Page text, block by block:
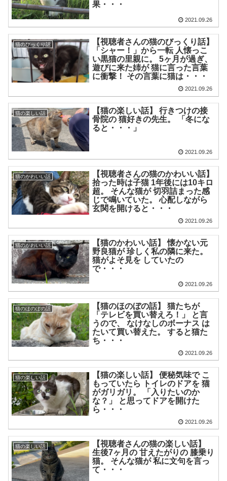
果・・・
2021.09.26
猫のびっくり話
【視聴者さんの猫のびっくり話】
「シャー！」から一転 人懐っこ
い黒猫の里親に。 5ヶ月が過ぎ、
遊びに来た姉が 猫に言った言葉
に衝撃！ その言葉に猫は・・・
2021.09.26
猫の楽しい話
【猫の楽しい話】 行きつけの接
骨院の 猫好きの先生。 「冬にな
ると・・・」
2021.09.26
猫のかわいい話
【視聴者さんの猫のかわいい話】
拾った時は子猫 1年後には10キロ
超。 そんな猫が 切羽詰まった感
じで鳴いていた。 心配しながら
玄関を開けると・・・
2021.09.26
猫のかわいい話
【猫のかわいい話】 懐かない元
野良猫が 珍しく私の隣に来た。
猫がよそ見を していたの
で・・・
2021.09.26
猫のほのぼの話
【猫のほのぼの話】 猫たちが
「テレビを買い替えろ！」 と言
うので、 なけなしのボーナス は
たいて買い替えた。 すると猫た
ち・・・
2021.09.26
猫の楽しい話
【猫の楽しい話】 便秘気味で こ
もっていたら トイレのドアを 猫
がガリガリ。 「入りたいのか
な？」 と思ってドアを開けた
ら・・・
2021.09.26
猫の楽しい話
【視聴者さんの猫の楽しい話】
生後7ヶ月の 甘えたがりの 膝乗り
猫。 そんな猫が 私に文句を言っ
て・・・